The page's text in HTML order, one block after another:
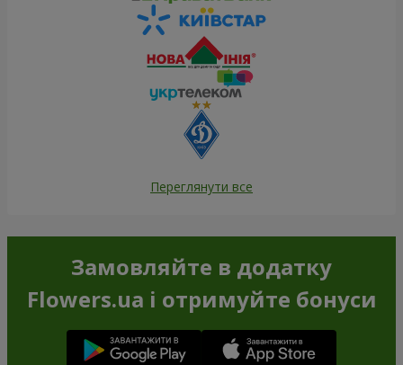
Переглянути все
Замовляйте в додатку
Flowers.ua і отримуйте бонуси